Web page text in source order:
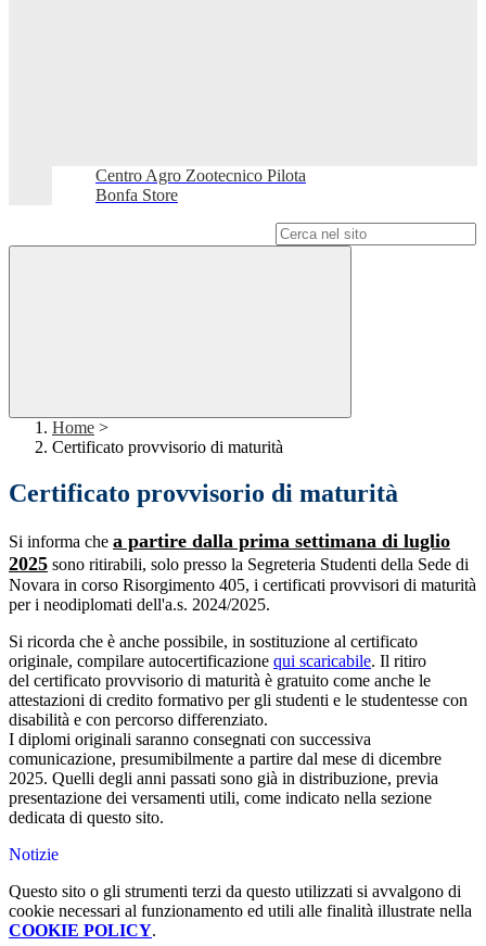
Centro Agro Zootecnico Pilota
Bonfa Store
Home >
Certificato provvisorio di maturità
Certificato provvisorio di maturità
Si informa che a partire dalla prima settimana di luglio
2025 sono ritirabili, solo presso la Segreteria Studenti della Sede di
Novara in corso Risorgimento 405, i certificati provvisori di maturità
per i neodiplomati dell'a.s. 2024/2025.
Si ricorda che è anche possibile, in sostituzione al certificato
originale, compilare autocertificazione qui scaricabile. Il ritiro
del certificato provvisorio di maturità è gratuito come anche le
attestazioni di credito formativo per gli studenti e le studentesse con
disabilità e con percorso differenziato.
I diplomi originali saranno consegnati con successiva
comunicazione, presumibilmente a partire dal mese di dicembre
2025. Quelli degli anni passati sono già in distribuzione, previa
presentazione dei versamenti utili, come indicato nella sezione
dedicata di questo sito.
Notizie
Questo sito o gli strumenti terzi da questo utilizzati si avvalgono di
cookie necessari al funzionamento ed utili alle finalità illustrate nella
COOKIE POLICY.